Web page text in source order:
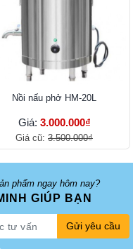
Nồi nấu phở HM-20L
Giá: 3.000.000₫
Giá cũ: 3.500.000₫
phẩm ngay hôm nay?
GIÚP BẠN
Gửi yêu cầu